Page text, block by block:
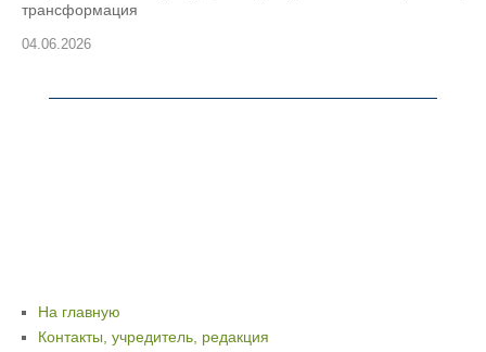
трансформация
04.06.2026
На главную
Контакты, учредитель, редакция